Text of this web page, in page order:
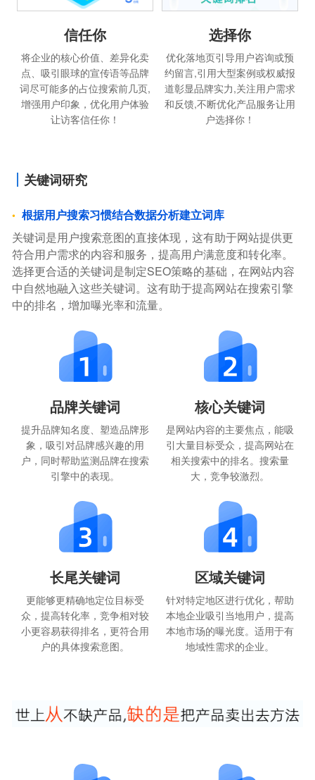
信任你
将企业的核心价值、差异化卖
点、吸引眼球的宣传语等品牌
词尽可能多的占位搜索前几页,
增强用户印象，优化用户体验
让访客信任你！
选择你
优化落地页引导用户咨询或预
约留言,引用大型案例或权威报
道彰显品牌实力,关注用户需求
和反馈,不断优化产品服务让用
户选择你！
关键词研究
根据用户搜索习惯结合数据分析建立词库
关键词是用户搜索意图的直接体现，这有助于网站提供更
符合用户需求的内容和服务，提高用户满意度和转化率。
选择更合适的关键词是制定SEO策略的基础，在网站内容
中自然地融入这些关键词。这有助于提高网站在搜索引擎
中的排名，增加曝光率和流量。
品牌关键词
提升品牌知名度、塑造品牌形
象，吸引对品牌感兴趣的用
户，同时帮助监测品牌在搜索
引擎中的表现。
核心关键词
是网站内容的主要焦点，能吸
引大量目标受众，提高网站在
相关搜索中的排名。搜索量
大，竞争较激烈。
长尾关键词
更能够更精确地定位目标受
众，提高转化率，竞争相对较
小更容易获得排名，更符合用
户的具体搜索意图。
区域关键词
针对特定地区进行优化，帮助
本地企业吸引当地用户，提高
本地市场的曝光度。适用于有
地域性需求的企业。